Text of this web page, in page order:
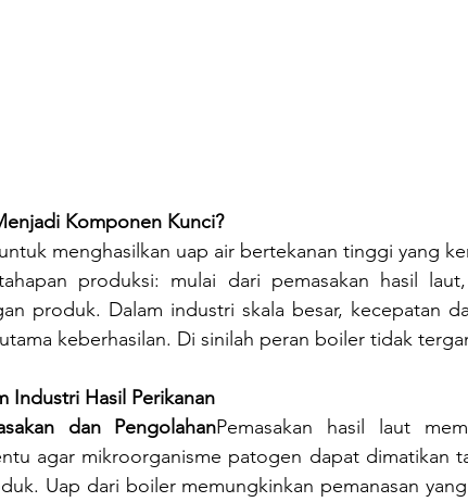
Komponen Kunci?
menghasilkan uap air bertekanan tinggi yang
produksi: mulai dari pemasakan hasil
produk. Dalam industri skala besar, kecepatan
keberhasilan. Di sinilah peran boiler tidak
Industri Hasil Perikanan
dan PengolahanPemasakan hasil laut
agar mikroorganisme patogen dapat dimatikan
Uap dari boiler memungkinkan pemanasan